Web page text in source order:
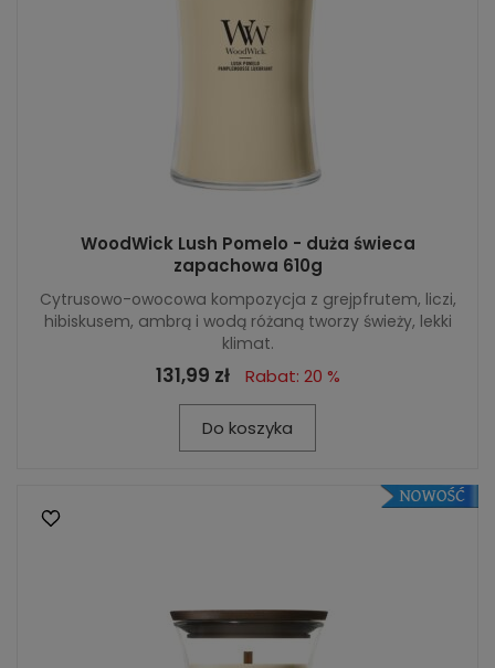
WoodWick Lush Pomelo - duża świeca
zapachowa 610g
Cytrusowo-owocowa kompozycja z grejpfrutem, liczi,
hibiskusem, ambrą i wodą różaną tworzy świeży, lekki
klimat.
131,99 zł Rabat: 20 %
Do koszyka